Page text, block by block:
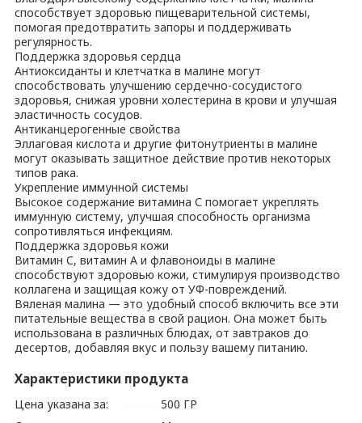
способствует здоровью пищеварительной системы,
помогая предотвратить запоры и поддерживать
регулярность.
Поддержка здоровья сердца
Антиоксиданты и клетчатка в малине могут
способствовать улучшению сердечно-сосудистого
здоровья, снижая уровни холестерина в крови и улучшая
эластичность сосудов.
Антиканцерогенные свойства
Эллаговая кислота и другие фитонутриенты в малине
могут оказывать защитное действие против некоторых
типов рака.
Укрепление иммунной системы
Высокое содержание витамина С помогает укреплять
иммунную систему, улучшая способность организма
сопротивляться инфекциям.
Поддержка здоровья кожи
Витамин С, витамин A и флавоноиды в малине
способствуют здоровью кожи, стимулируя производство
коллагена и защищая кожу от УФ-повреждений.
Вяленая малина — это удобный способ включить все эти
питательные вещества в свой рацион. Она может быть
использована в различных блюдах, от завтраков до
десертов, добавляя вкус и пользу вашему питанию.
Характеристики продукта
Цена указана за:
500 ГР